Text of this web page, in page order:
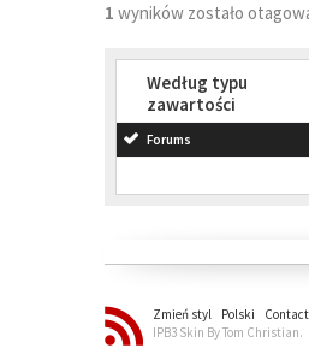
1 wyników zostało
Według typu
zawartości
Forums
Zmień styl Polski
IPB3 Skin By Tom Christian.